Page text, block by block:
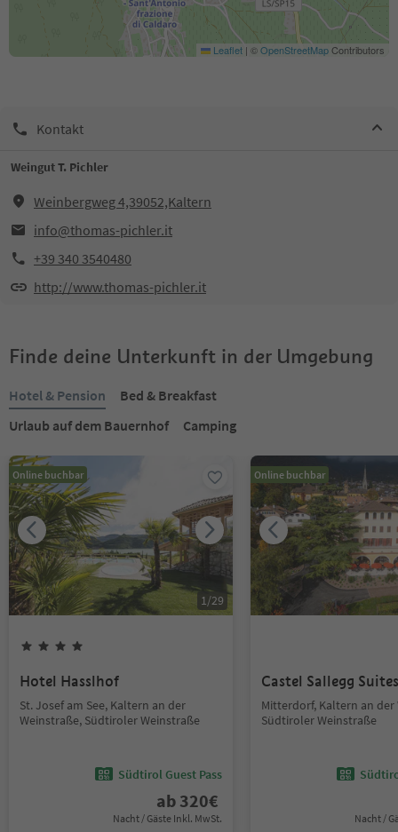
Leaflet | ©OpenStreetMapContributors
Kontakt
Weingut T. Pichler
Weinbergweg 4,39052,Kaltern
info@thomas-pichler.it
+39 340 3540480
http://www.thomas-pichler.it
Finde deine Unterkunft in der Umgebung
Hotel & Pension
Bed & Breakfast
Urlaub auf dem Bauernhof
Camping
Online buchbar
1/29
Hotel Hasslhof
St. Josef am See, Kaltern an der
Weinstraße, Südtiroler Weinstraße
Südtirol Guest Pass
ab 320€
Nacht / Gäste Inkl. MwSt.
Online buchbar
Castel Sallegg Suites
Mitterdorf, Kaltern an der
Südtiroler Weinstraße
Nacht /